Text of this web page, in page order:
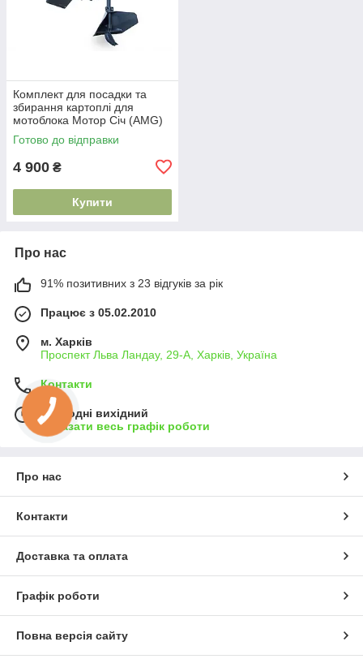
Комплект для посадки та
збирання картоплі для
мотоблока Мотор Січ (АMG)
Готово до відправки
4 900 ₴
Купити
Про нас
91% позитивних з 23 відгуків за рік
Працює з 05.02.2010
м. Харків
Проспект Льва Ландау, 29-А, Харків, Україна
Контакти
Сьогодні вихідний
Показати весь графік роботи
Про нас
Контакти
Доставка та оплата
Графік роботи
Повна версія сайту